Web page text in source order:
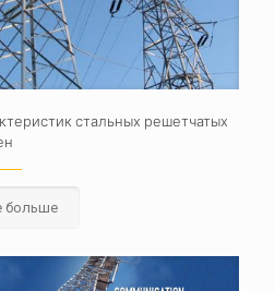
стальных решетчатых
больше